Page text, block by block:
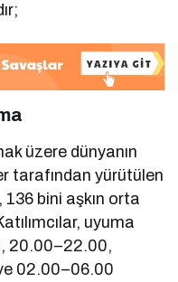
üzere dünyanın
tarafından yürütülen
bini aşkın orta
uyuma
20.00–22.00,
02.00–06.00